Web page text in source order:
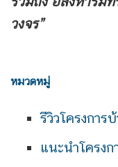
วงจร”
หมวดหมู่
รีวิวโครงกา
แนะนำโครงก